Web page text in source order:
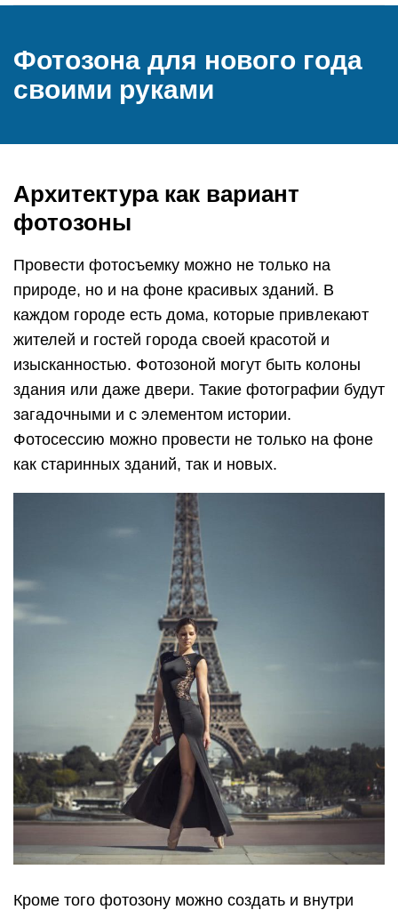
Фотозона для нового года
своими руками
Архитектура как вариант
фотозоны
Провести фотосъемку можно не только на
природе, но и на фоне красивых зданий. В
каждом городе есть дома, которые привлекают
жителей и гостей города своей красотой и
изысканностью. Фотозоной могут быть колоны
здания или даже двери. Такие фотографии будут
загадочными и с элементом истории.
Фотосессию можно провести не только на фоне
как старинных зданий, так и новых.
Кроме того фотозону можно создать и внутри